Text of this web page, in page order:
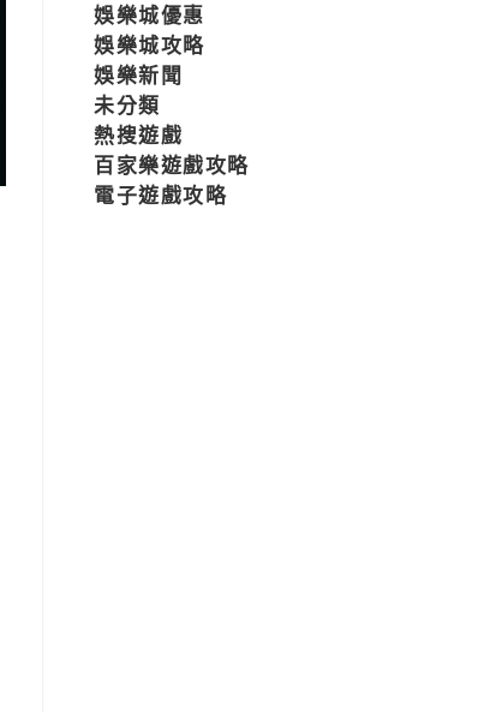
娛樂城優惠
娛樂城攻略
娛樂新聞
未分類
熱搜遊戲
百家樂遊戲攻略
電子遊戲攻略